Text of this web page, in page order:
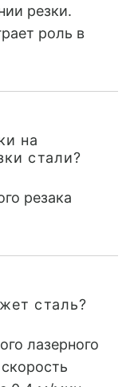
резки.
роль в
на
стали?
резака
сталь?
лазерного